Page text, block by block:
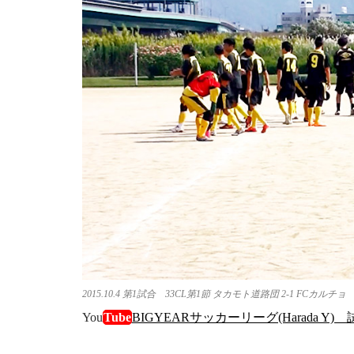
2015.10.4 第1試合 33CL第1節 タカモト道路団 2-1 FCカルチョ
YouTubeBIGYEARサッカーリーグ(Harada Y)